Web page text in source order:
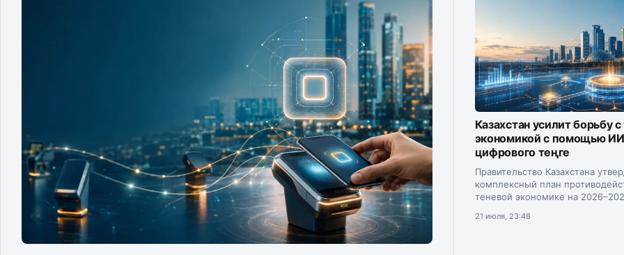
Казахстан усилит борьбу
экономикой с помощью
цифрового теңге
Правительство Казахстана
комплексный план
теневой экономике на
Олжас Бектенов.
21 июля, 23:48